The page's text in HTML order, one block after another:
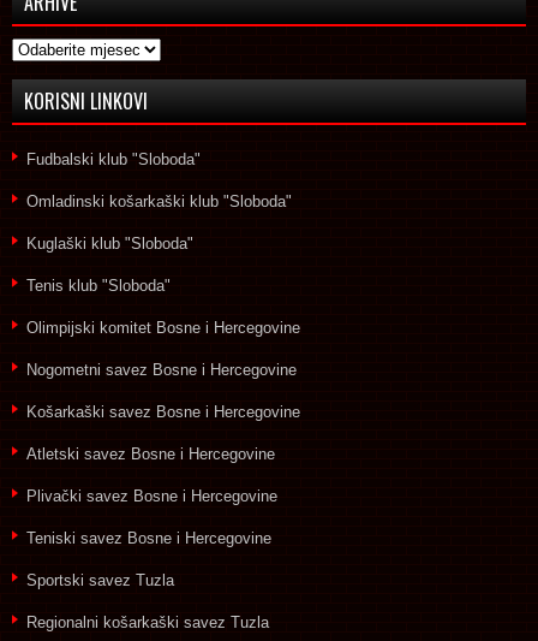
Arhive
KORISNI LINKOVI
Fudbalski klub "Sloboda"
Omladinski košarkaški klub "Sloboda"
Kuglaški klub "Sloboda"
Tenis klub "Sloboda"
Olimpijski komitet Bosne i Hercegovine
Nogometni savez Bosne i Hercegovine
Košarkaški savez Bosne i Hercegovine
Atletski savez Bosne i Hercegovine
Plivački savez Bosne i Hercegovine
Teniski savez Bosne i Hercegovine
Sportski savez Tuzla
Regionalni košarkaški savez Tuzla